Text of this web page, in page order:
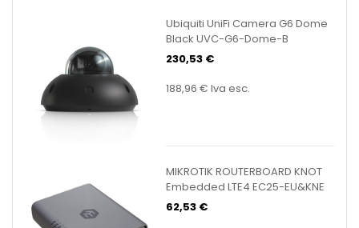
Ubiquiti UniFi Camera G6 Dome
Black UVC-G6-Dome-B
230,53 €
188,96 € Iva esc.
MIKROTIK ROUTERBOARD KNOT
Embedded LTE4 EC25-EU&KNE
62,53 €